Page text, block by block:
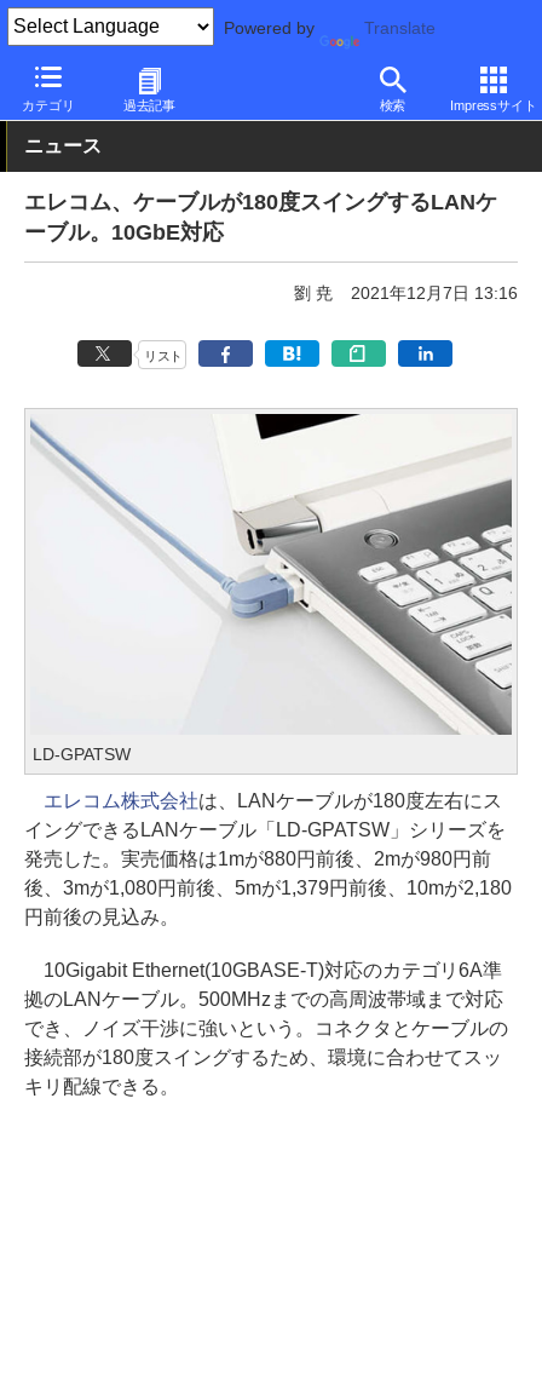
Powered by Translate
カテゴリ 過去記事 検索 Impressサイト
PC Watch 半導体/周辺機器 その他
ニュース
エレコム、ケーブルが180度スイングするLANケ
ーブル。10GbE対応
劉 尭 2021年12月7日 13:16
リスト
LD-GPATSW
エレコム株式会社は、LANケーブルが180度左右にス
イングできるLANケーブル「LD-GPATSW」シリーズを
発売した。実売価格は1mが880円前後、2mが980円前
後、3mが1,080円前後、5mが1,379円前後、10mが2,180
円前後の見込み。
10Gigabit Ethernet(10GBASE-T)対応のカテゴリ6A準
拠のLANケーブル。500MHzまでの高周波帯域まで対応
でき、ノイズ干渉に強いという。コネクタとケーブルの
接続部が180度スイングするため、環境に合わせてスッ
キリ配線できる。